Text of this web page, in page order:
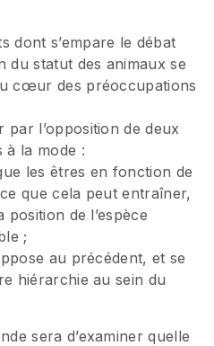
dont s’empare le débat
du statut des animaux se
cœur des préoccupations
par l’opposition de deux
à la mode :
les êtres en fonction de
que cela peut entraîner,
de l’espèce
;
au précédent, et se
hiérarchie au sein du
sera d’examiner quelle